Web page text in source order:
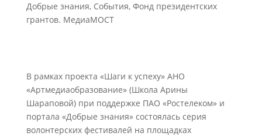
Добрые знания, События, Фонд президентских
грантов. МедиаМОСТ
В рамках проекта «Шаги к успеху» АНО
«Артмедиаобразование» (Школа Арины
Шараповой) при поддержке ПАО «Ростелеком» и
портала «Добрые знания» состоялась серия
волонтерских фестивалей на площадках